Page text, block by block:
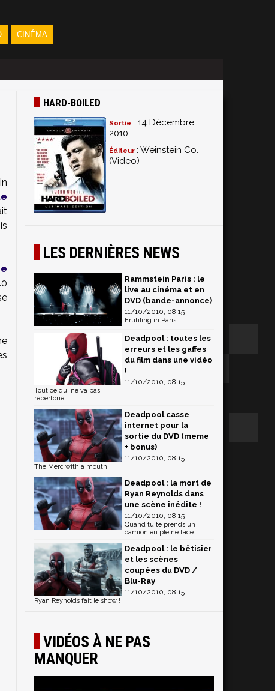
CINÉMA
HARD-BOILED
Sortie : 14 Décembre
2010
Éditeur : Weinstein Co.
(Video)
LES DERNIÈRES NEWS
Rammstein Paris : le
live au cinéma et en
DVD (bande-annonce)
11/10/2010, 08:15
Frühling in Paris
Deadpool : toutes les
erreurs et les gaffes
du film dans une vidéo
!
11/10/2010, 08:15
Tout ce qui ne va pas
répertorié !
Deadpool casse
internet pour la
sortie du DVD (meme
+ bonus)
11/10/2010, 08:15
The Merc with a mouth !
Deadpool : la mort de
Ryan Reynolds dans
une scène inédite !
11/10/2010, 08:15
Quand tu te prends un
camion en pleine face...
Deadpool : le bêtisier
et les scènes
coupées du DVD /
Blu-Ray
11/10/2010, 08:15
Ryan Reynolds fait le show !
VIDÉOS À NE PAS
MANQUER